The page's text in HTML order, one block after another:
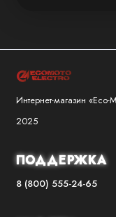
Интернет-магазин «Eco-
2025
ПОДДЕРЖКА
8 (800) 555-24-65